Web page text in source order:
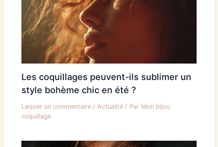
Les coquillages peuvent-ils sublimer un
style bohème chic en été ?
Laisser un commentaire /Actualité / Par Mon bijou
coquillage